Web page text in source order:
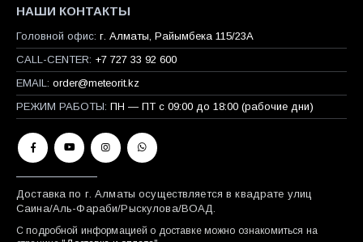
НАШИ КОНТАКТЫ
Головной офис: г. Алматы, Райымбека 115/23A
CALL-CENTER: +7 727 33 92 600
EMAIL: order@meteorit.kz
РЕЖИМ РАБОТЫ: ПН — ПТ с 09:00 до 18:00 (рабочие дни)
Доставка по г. Алматы осуществляется в квадрате улиц
Саина/Аль-Фараби/Рыскулова/ВОАД.
С подробной информацией о доставке можно ознакомиться на